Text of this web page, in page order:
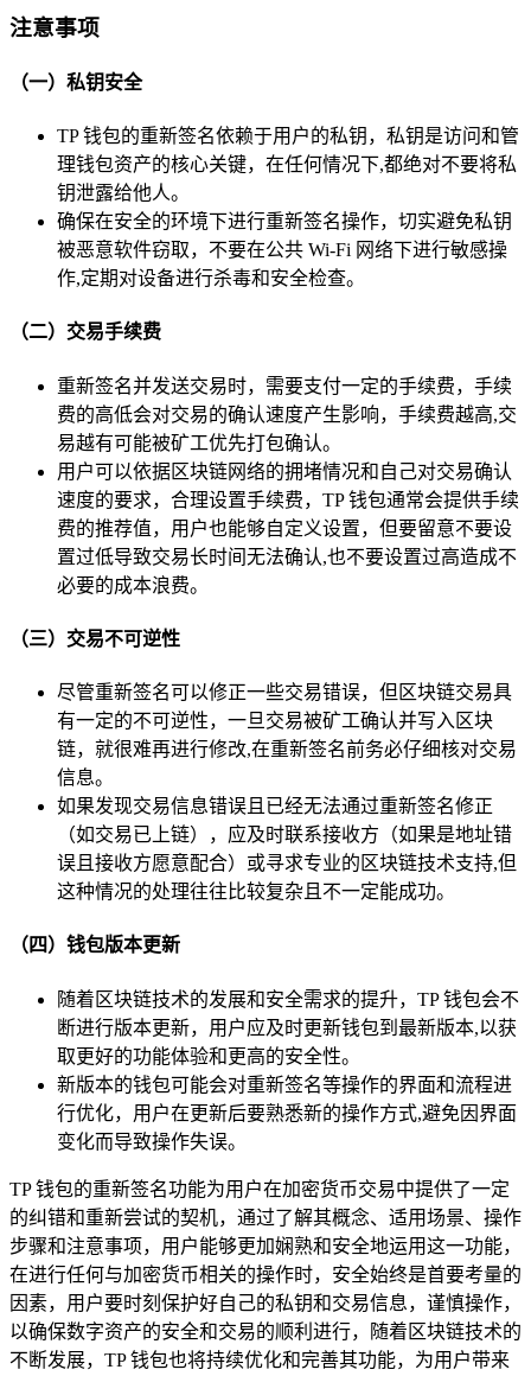
注意事项
（一）私钥安全
TP 钱包的重新签名依赖于用户的私钥，私钥是访问和管
理钱包资产的核心关键，在任何情况下,都绝对不要将私
钥泄露给他人。
确保在安全的环境下进行重新签名操作，切实避免私钥
被恶意软件窃取，不要在公共 Wi-Fi 网络下进行敏感操
作,定期对设备进行杀毒和安全检查。
（二）交易手续费
重新签名并发送交易时，需要支付一定的手续费，手续
费的高低会对交易的确认速度产生影响，手续费越高,交
易越有可能被矿工优先打包确认。
用户可以依据区块链网络的拥堵情况和自己对交易确认
速度的要求，合理设置手续费，TP 钱包通常会提供手续
费的推荐值，用户也能够自定义设置，但要留意不要设
置过低导致交易长时间无法确认,也不要设置过高造成不
必要的成本浪费。
（三）交易不可逆性
尽管重新签名可以修正一些交易错误，但区块链交易具
有一定的不可逆性，一旦交易被矿工确认并写入区块
链，就很难再进行修改,在重新签名前务必仔细核对交易
信息。
如果发现交易信息错误且已经无法通过重新签名修正
（如交易已上链），应及时联系接收方（如果是地址错
误且接收方愿意配合）或寻求专业的区块链技术支持,但
这种情况的处理往往比较复杂且不一定能成功。
（四）钱包版本更新
随着区块链技术的发展和安全需求的提升，TP 钱包会不
断进行版本更新，用户应及时更新钱包到最新版本,以获
取更好的功能体验和更高的安全性。
新版本的钱包可能会对重新签名等操作的界面和流程进
行优化，用户在更新后要熟悉新的操作方式,避免因界面
变化而导致操作失误。
TP 钱包的重新签名功能为用户在加密货币交易中提供了一定
的纠错和重新尝试的契机，通过了解其概念、适用场景、操作
步骤和注意事项，用户能够更加娴熟和安全地运用这一功能，
在进行任何与加密货币相关的操作时，安全始终是首要考量的
因素，用户要时刻保护好自己的私钥和交易信息，谨慎操作，
以确保数字资产的安全和交易的顺利进行，随着区块链技术的
不断发展，TP 钱包也将持续优化和完善其功能，为用户带来